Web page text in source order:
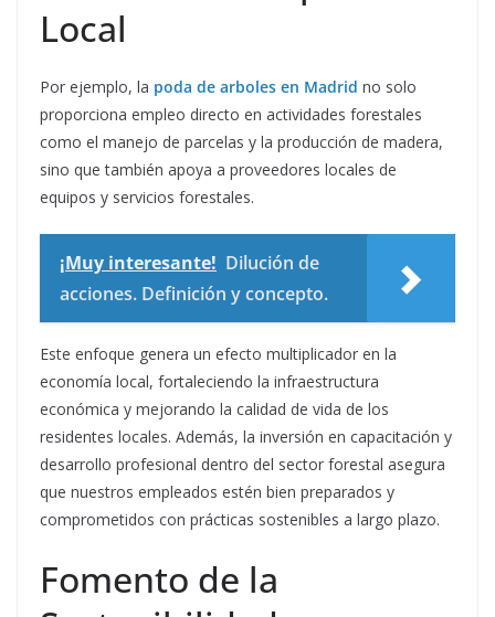
Local
Por ejemplo, la poda de arboles en Madrid no solo
proporciona empleo directo en actividades forestales
como el manejo de parcelas y la producción de madera,
sino que también apoya a proveedores locales de
equipos y servicios forestales.
¡Muy interesante! Dilución de
acciones. Definición y concepto.
Este enfoque genera un efecto multiplicador en la
economía local, fortaleciendo la infraestructura
económica y mejorando la calidad de vida de los
residentes locales. Además, la inversión en capacitación y
desarrollo profesional dentro del sector forestal asegura
que nuestros empleados estén bien preparados y
comprometidos con prácticas sostenibles a largo plazo.
Fomento de la